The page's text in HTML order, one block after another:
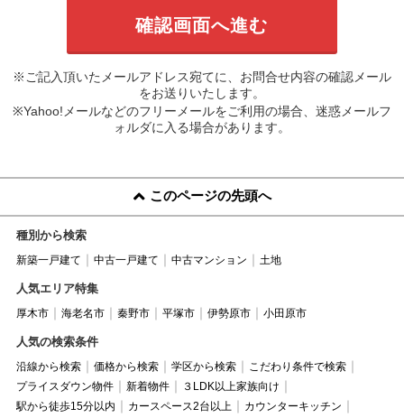
※ご記入頂いたメールアドレス宛てに、お問合せ内容の確認メール
をお送りいたします。
※Yahoo!メールなどのフリーメールをご利用の場合、迷惑メールフ
ォルダに入る場合があります。
このページの先頭へ
種別から検索
新築一戸建て 中古一戸建て 中古マンション 土地
人気エリア特集
厚木市 海老名市 秦野市 平塚市 伊勢原市 小田原市
人気の検索条件
沿線から検索 価格から検索 学区から検索
こだわり条件で検索
プライスダウン物件
新着物件
３LDK以上家族向け
駅から徒歩15分以内
カースペース2台以上
カウンターキッチン